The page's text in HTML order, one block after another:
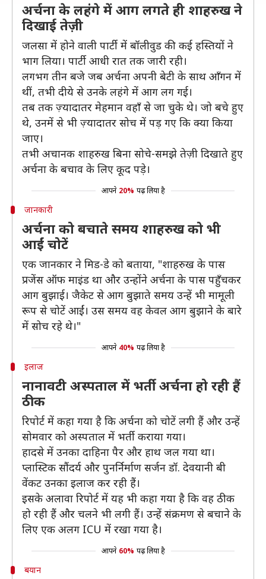
अर्चना के लहंगे में आग लगते ही शाहरुख ने
दिखाई तेज़ी
जलसा में होने वाली पार्टी में बॉलीवुड की कई हस्तियों ने
भाग लिया। पार्टी आधी रात तक जारी रही।
लगभग तीन बजे जब अर्चना अपनी बेटी के साथ आँगन में
थीं, तभी दीये से उनके लहंगे में आग लग गई।
तब तक ज़्यादातर मेहमान वहाँ से जा चुके थे। जो बचे हुए
थे, उनमें से भी ज़्यादातर सोच में पड़ गए कि क्या किया
जाए।
तभी अचानक शाहरुख बिना सोचे-समझे तेज़ी दिखाते हुए
अर्चना के बचाव के लिए कूद पड़े।
आपने 20% पढ़ लिया है
जानकारी
अर्चना को बचाते समय शाहरुख को भी
आईं चोटें
एक जानकार ने मिड-डे को बताया, "शाहरुख के पास
प्रजेंस ऑफ माइंड था और उन्होंने अर्चना के पास पहुँचकर
आग बुझाई। जैकेट से आग बुझाते समय उन्हें भी मामूली
रूप से चोटें आईं। उस समय वह केवल आग बुझाने के बारे
में सोच रहे थे।"
आपने 40% पढ़ लिया है
इलाज
नानावटी अस्पताल में भर्ती अर्चना हो रही हैं
ठीक
रिपोर्ट में कहा गया है कि अर्चना को चोटें लगी हैं और उन्हें
सोमवार को अस्पताल में भर्ती कराया गया।
हादसे में उनका दाहिना पैर और हाथ जल गया था।
प्लास्टिक सौंदर्य और पुनर्निर्माण सर्जन डॉ. देवयानी बी
वेंकट उनका इलाज कर रही हैं।
इसके अलावा रिपोर्ट में यह भी कहा गया है कि वह ठीक
हो रही हैं और चलने भी लगी हैं। उन्हें संक्रमण से बचाने के
लिए एक अलग ICU में रखा गया है।
आपने 60% पढ़ लिया है
बयान